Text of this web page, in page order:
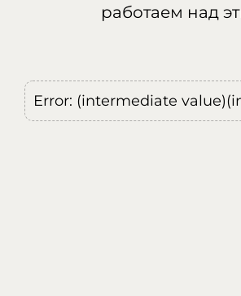
работаем над